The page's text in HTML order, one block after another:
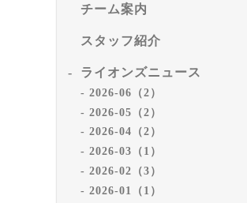
チーム案内
スタッフ紹介
ライオンズニュース
2026-06（2）
2026-05（2）
2026-04（2）
2026-03（1）
2026-02（3）
2026-01（1）